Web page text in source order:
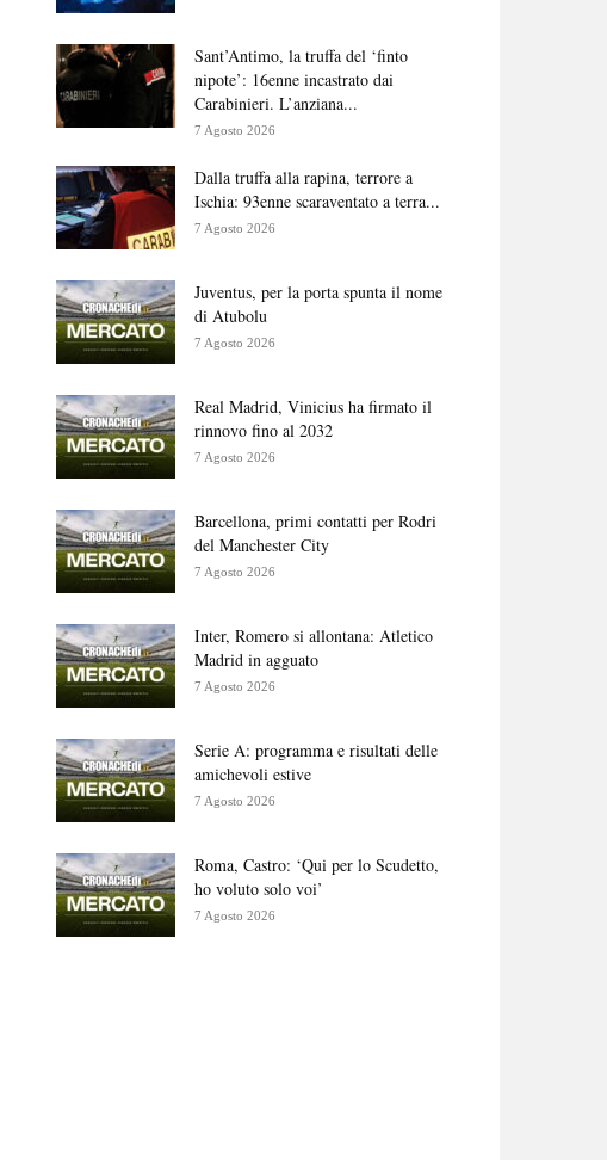
Sant’Antimo, la truffa del ‘finto
nipote’: 16enne incastrato dai
Carabinieri. L’anziana...
7 Agosto 2026
Dalla truffa alla rapina, terrore a
Ischia: 93enne scaraventato a terra...
7 Agosto 2026
Juventus, per la porta spunta il nome
di Atubolu
7 Agosto 2026
Real Madrid, Vinicius ha firmato il
rinnovo fino al 2032
7 Agosto 2026
Barcellona, primi contatti per Rodri
del Manchester City
7 Agosto 2026
Inter, Romero si allontana: Atletico
Madrid in agguato
7 Agosto 2026
Serie A: programma e risultati delle
amichevoli estive
7 Agosto 2026
Roma, Castro: ‘Qui per lo Scudetto,
ho voluto solo voi’
7 Agosto 2026